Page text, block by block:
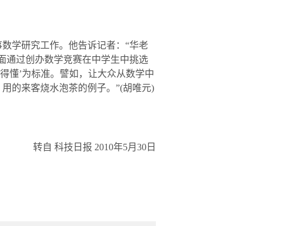
学研究工作。他告诉记者：“华老
通过创办数学竞赛在中学生中挑选
懂’为标准。譬如，让大众从数学中
的来客烧水泡茶的例子。”(胡唯元)
转自 科技日报 2010年5月 30 日